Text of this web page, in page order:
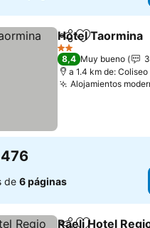
CompartirAgregar a
Hotel Taormina
2 Estrellas
8,4 Muy bueno
a 1.4 km de: Coliseo
Alojamientos
de 6 páginas
Raeli Hotel